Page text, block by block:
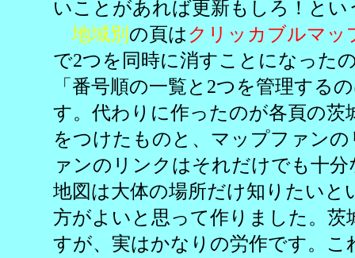
いことがあれば更新もしろ！とい
地域別 の頁はクリッカブルマッ
で2つを同時に消すことになった
「番号順の一覧と2つを管理する
す。代わりに作ったのが各頁の茨
をつけたものと、マップファン
ァンのリンクはそれだけでも十
地図は大体の場所だけ知りたいと
方がよいと思って作りました。茨
すが、実はかなりの労作です。こ